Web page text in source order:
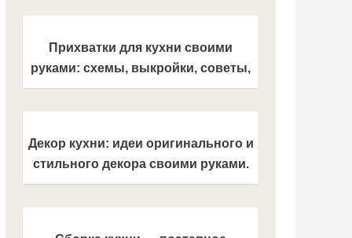
Прихватки для кухни своими
руками: схемы, выкройки, советы,
оригинальный дизайн и новинки
Декор кухни: идеи оригинального и
стильного декора своими руками.
120 фото лучших вариантов и